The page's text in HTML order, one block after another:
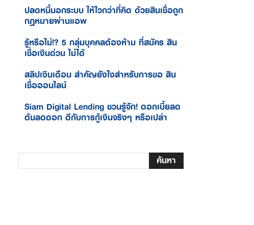
ปลดหนี้นอกระบบ ให้ไวกว่าที่คิด ด้วยสินเชื่อถูก
กฎหมายผ่านแอพ
รู้หรือไม่!? 5 กลุ่มบุคคลต้องห้าม ที่สมัคร สิน
เชื่อเงินด่วน ไม่ได้
สลิปเงินเดือน สำคัญยังไงสำหรับการขอ สิน
เชื่อออนไลน์
Siam Digital Lending ชวนรู้จัก! ดอกเบี้ยลด
ต้นลดดอก ดีกับการกู้เงินจริงๆ หรือเปล่า